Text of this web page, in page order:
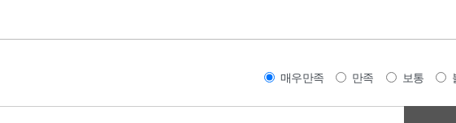
매우만족 만족 보통